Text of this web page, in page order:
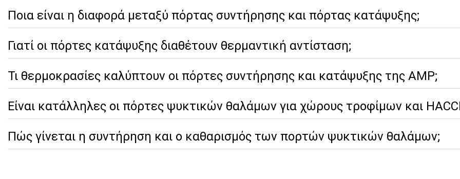
Ποια είναι η διαφορά μεταξύ πόρτας συντήρησης και πόρτας κατάψυξης;
Γιατί οι πόρτες κατάψυξης διαθέτουν θερμαντική αντίσταση;
Τι θερμοκρασίες καλύπτουν οι πόρτες συντήρησης και κατάψυξης της AMP;
Είναι κατάλληλες οι πόρτες ψυκτικών θαλάμων για χώρους τροφίμων και
Πώς γίνεται η συντήρηση και ο καθαρισμός των πορτών ψυκτικών θαλάμων;